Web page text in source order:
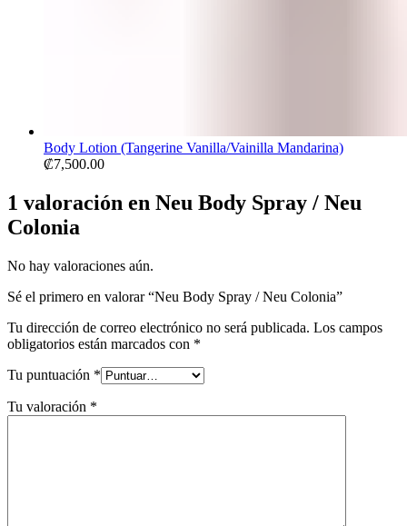
Body Lotion (Tangerine Vanilla/Vainilla Mandarina)
₡7,500.00
1 valoración en Neu Body Spray / Neu
Colonia
No hay valoraciones aún.
Sé el primero en valorar “Neu Body Spray / Neu Colonia”
Tu dirección de correo electrónico no será publicada. Los campos
obligatorios están marcados con *
Tu puntuación *
Tu valoración *